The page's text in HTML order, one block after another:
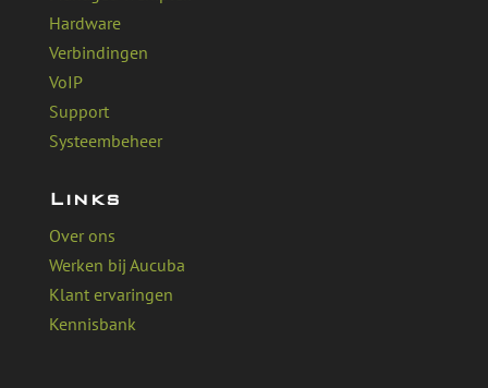
Hardware
Verbindingen
VoIP
Support
Systeembeheer
Links
Over ons
Werken bij Aucuba
Klant ervaringen
Kennisbank